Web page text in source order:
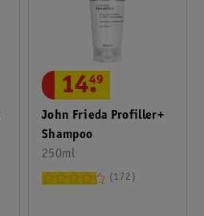
John Frieda Profiller+
Shampoo
250ml
14.
49
172